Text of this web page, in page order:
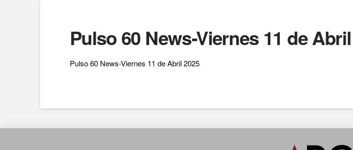
Pulso 60 News-Viernes 11 de
Pulso 60 News-Viernes 11 de Abril 2025